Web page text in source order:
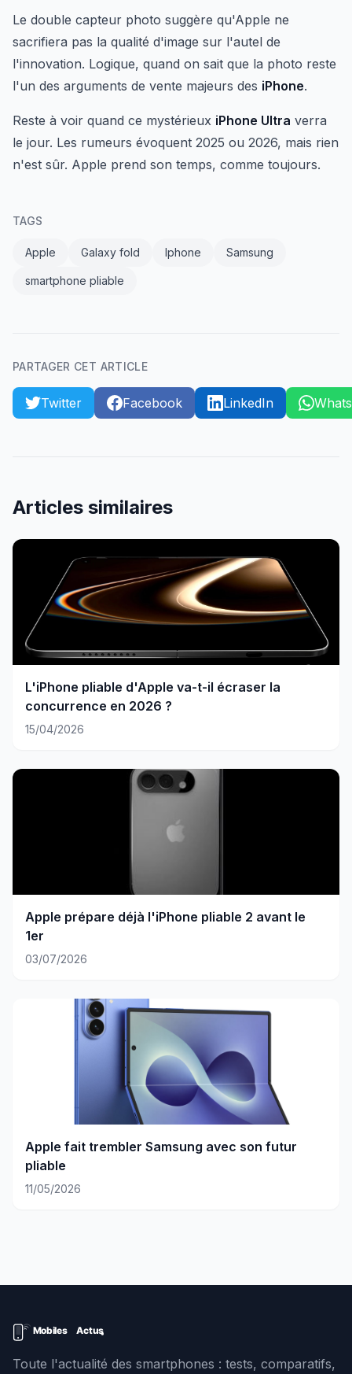
Le double capteur photo suggère qu'Apple ne
sacrifiera pas la qualité d'image sur l'autel de
l'innovation. Logique, quand on sait que la photo reste
l'un des arguments de vente majeurs des iPhone.
Reste à voir quand ce mystérieux iPhone Ultra verra
le jour. Les rumeurs évoquent 2025 ou 2026, mais rien
n'est sûr. Apple prend son temps, comme toujours.
TAGS
Apple Galaxy fold Iphone Samsung
smartphone pliable
PARTAGER CET ARTICLE
Twitter Facebook LinkedIn
Articles similaires
L'iPhone pliable d'Apple va-t-il écraser la
concurrence en 2026 ?
15/04/2026
Apple prépare déjà l'iPhone pliable 2 avant le
1er
03/07/2026
Apple fait trembler Samsung avec son futur
pliable
11/05/2026
Toute l'actualité des smartphones : tests, comparatifs,